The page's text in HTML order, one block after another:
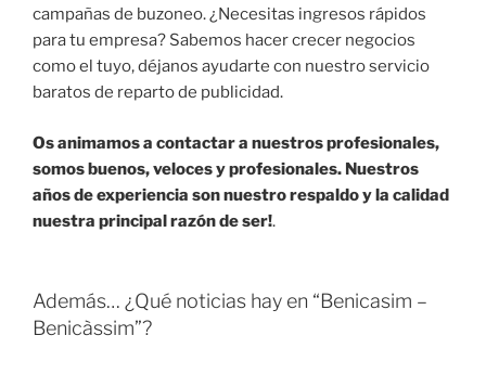
campañas de buzoneo. ¿Necesitas ingresos rápidos
para tu empresa? Sabemos hacer crecer negocios
como el tuyo, déjanos ayudarte con nuestro servicio
baratos de reparto de publicidad.
Os animamos a contactar a nuestros profesionales,
somos buenos, veloces y profesionales. Nuestros
años de experiencia son nuestro respaldo y la calidad
nuestra principal razón de ser!.
Además… ¿Qué noticias hay en “Benicasim –
Benicàssim”?